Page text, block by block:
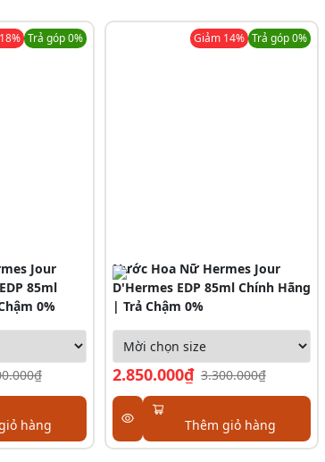
18% Trả góp 0%
Jour
85ml
0%
hàng
Giảm 14% Trả góp 0%
Nước Hoa Nữ Hermes Jour
D'Hermes EDP 85ml Chính Hãng
| Trả Chậm 0%
2.850.000₫ 3.300.000₫
Thêm giỏ hàng